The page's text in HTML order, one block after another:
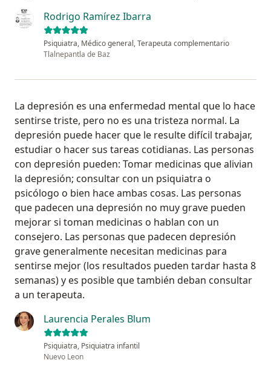
Rodrigo Ramírez Ibarra
Psiquiatra, Médico general, Terapeuta complementario
Tlalnepantla de Baz
La depresión es una enfermedad mental que lo hace
sentirse triste, pero no es una tristeza normal. La
depresión puede hacer que le resulte difícil trabajar,
estudiar o hacer sus tareas cotidianas. Las personas
con depresión pueden: Tomar medicinas que alivian
la depresión; consultar con un psiquiatra o
psicólogo o bien hace ambas cosas. Las personas
que padecen una depresión no muy grave pueden
mejorar si toman medicinas o hablan con un
consejero. Las personas que padecen depresión
grave generalmente necesitan medicinas para
sentirse mejor (los resultados pueden tardar hasta 8
semanas) y es posible que también deban consultar
a un terapeuta.
Laurencia Perales Blum
Psiquiatra, Psiquiatra infantil
Nuevo Leon